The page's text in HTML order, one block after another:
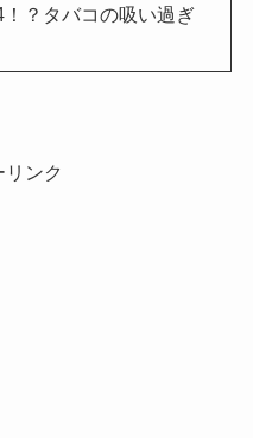
！？タバコの吸い過ぎ
リンク